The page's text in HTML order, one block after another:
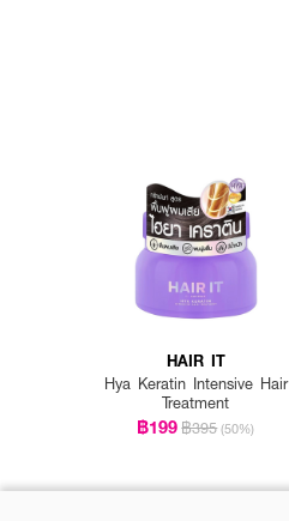
HAIR IT
Hya Keratin Intensive Hair
Treatment
฿199฿395 (50%)